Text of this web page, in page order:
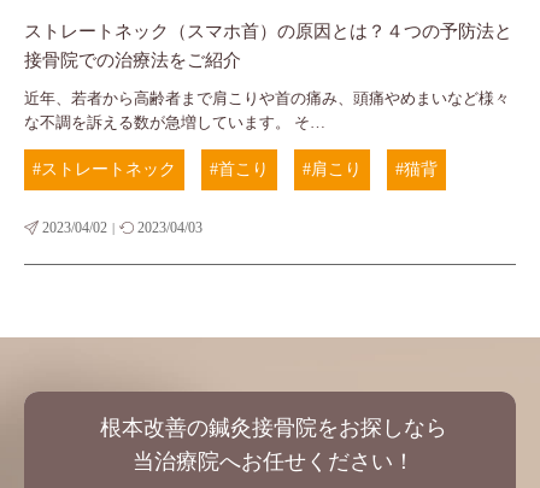
ストレートネック（スマホ首）の原因とは？４つの予防法と
接骨院での治療法をご紹介
近年、若者から高齢者まで肩こりや首の痛み、頭痛やめまいなど様々
な不調を訴える数が急増しています。 そ…
#ストレートネック #首こり #肩こり #猫背
2023/04/02 | 2023/04/03
根本改善の鍼灸接骨院をお探しなら
当治療院へお任せください！